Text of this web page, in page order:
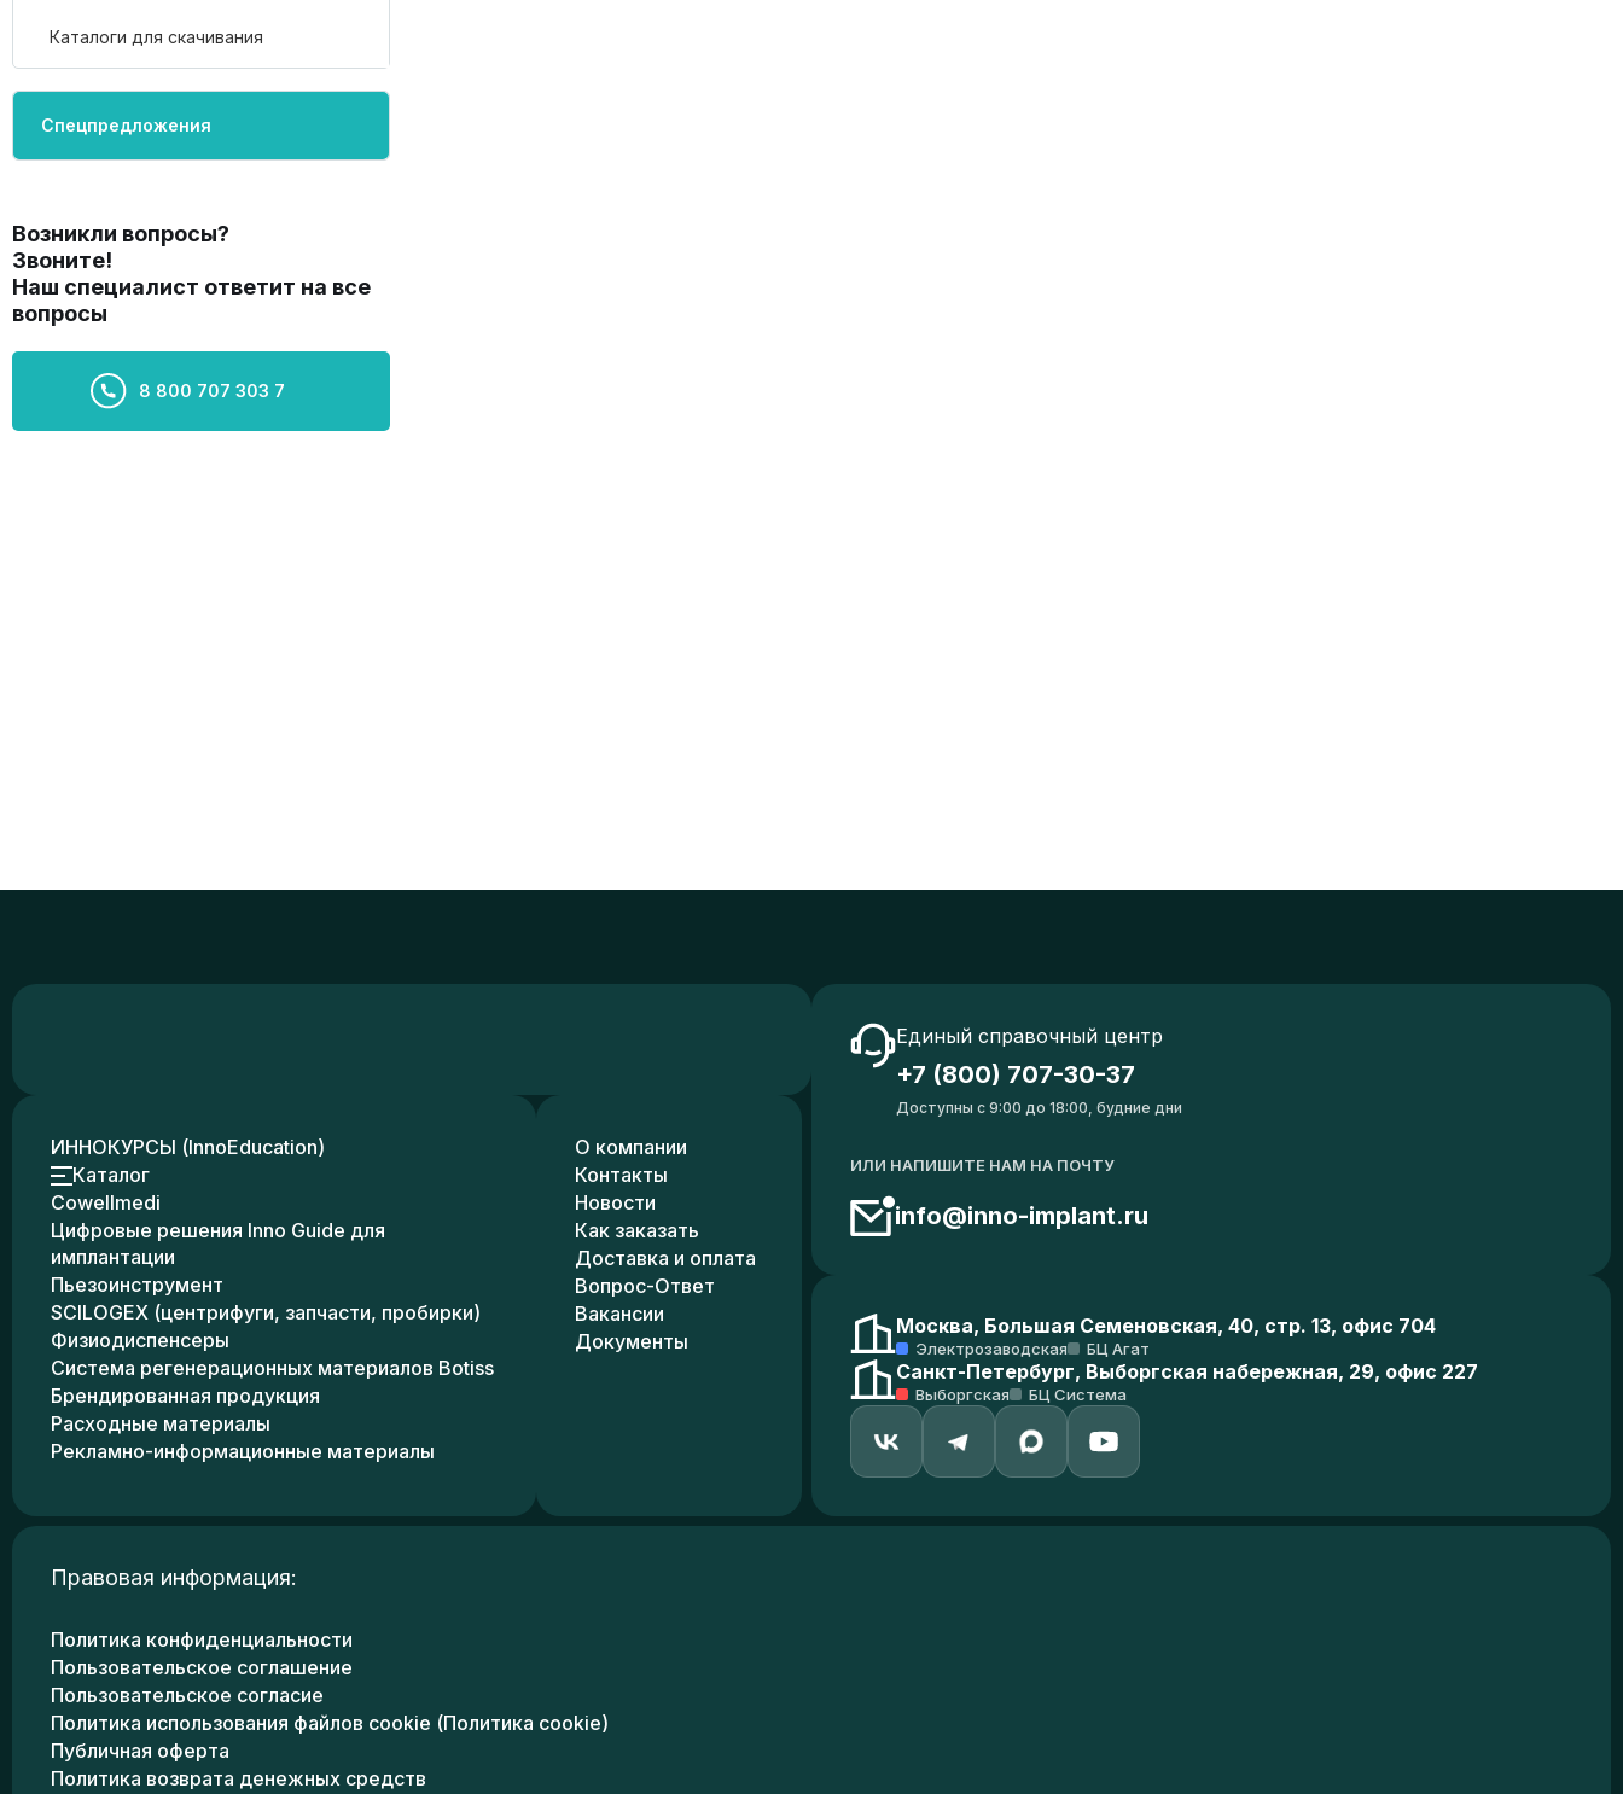
Каталоги для скачивания
Спецпредложения
Возникли вопросы?
Звоните!
Наш специалист ответит на все
вопросы
8 800 707 303 7
ИННОКУРСЫ (InnoEducation)
Каталог
Cowellmedi
Цифровые решения Inno Guide для
имплантации
Пьезоинструмент
SCILOGEX (центрифуги, запчасти, пробирки)
Физиодиспенсеры
Система регенерационных материалов Botiss
Брендированная продукция
Расходные материалы
Рекламно-информационные материалы
О компании
Контакты
Новости
Как заказать
Доставка и оплата
Вопрос-Ответ
Вакансии
Документы
Единый справочный центр
+7 (800) 707-30-37
Доступны с 9:00 до 18:00, будние дни
ИЛИ НАПИШИТЕ НАМ НА ПОЧТУ
info@inno-implant.ru
Москва, Большая Семеновская, 40, стр. 13, офис 704
Электрозаводская БЦ Агат
Санкт-Петербург, Выборгская набережная, 29, офис 227
Выборгская БЦ Система
Правовая информация:
Политика конфиденциальности
Пользовательское соглашение
Пользовательское согласие
Политика использования файлов cookie (Политика cookie)
Публичная оферта
Политика возврата денежных средств